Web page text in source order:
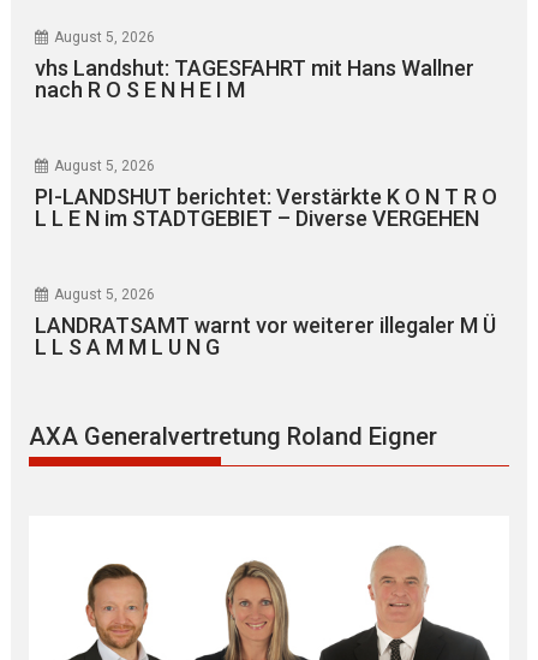
August 5, 2026
vhs Landshut: TAGESFAHRT mit Hans Wallner
nach R O S E N H E I M
August 5, 2026
PI-LANDSHUT berichtet: Verstärkte K O N T R O
L L E N im STADTGEBIET – Diverse VERGEHEN
August 5, 2026
LANDRATSAMT warnt vor weiterer illegaler M Ü
L L S A M M L U N G
AXA Generalvertretung Roland Eigner